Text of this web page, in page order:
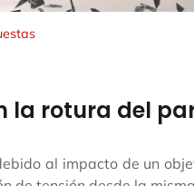
la rotura del
al impacto de un